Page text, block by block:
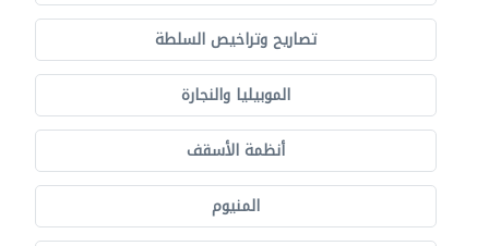
تصاريح وتراخيص السلطة
الموبيليا والنجارة
أنظمة الأسقف
المنيوم